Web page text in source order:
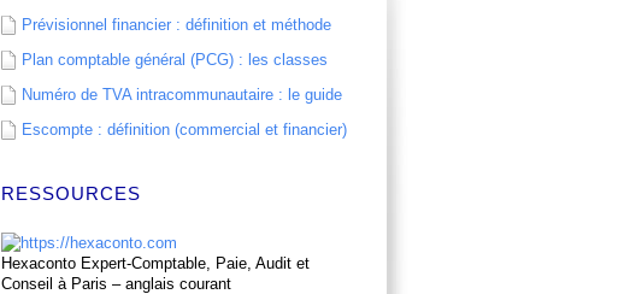
Prévisionnel financier : définition et méthode
Plan comptable général (PCG) : les classes
Numéro de TVA intracommunautaire : le guide
Escompte : définition (commercial et financier)
RESSOURCES
Hexaconto Expert-Comptable, Paie, Audit et
Conseil à Paris – anglais courant